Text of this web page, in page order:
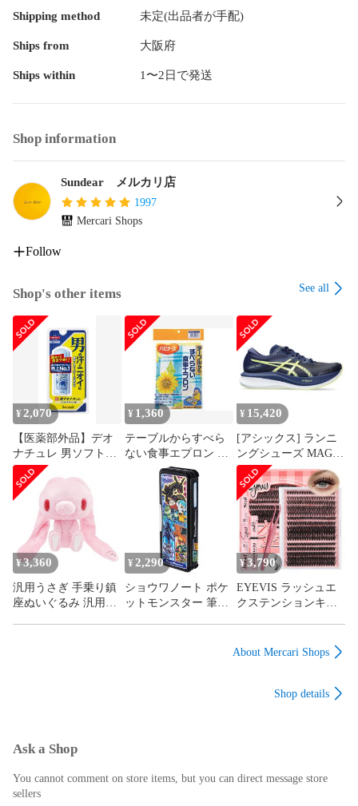
Shipping method 未定(出品者が手配)
Ships from 大阪府
Ships within 1〜2日で発送
Shop information
Sundear メルカリ店
1997
Mercari Shops
Follow
Shop's other items See all
¥ 2,070
【医薬部外品】デオ
ナチュレ 男ソフトス
トーンW 男性用 ワキ
用 直ヌリ 制汗剤 ス
ティック
¥ 1,360
テーブルからすべら
ない食事エプロン ひ
まわり柄 ハビナース
裏面すべり止め加工
テーブルにピタッと
フィット 強撥水加工
脇ギャザーで食べこ
ぼしガード 食べこぼ
しが多い方に 介護用
大人用 108×78cm
1018249 [ひまわり]
¥ 15,420
[アシックス] ランニ
ングシューズ MAGIC
SPEED 3 レディース
[400(ディープオーシ
ャン/グローイエロ
ー)] [23.5 cm E]
¥3,360
汎用うさぎ 手乗り鎮
座ぬいぐるみ 汎用ピ
¥ 2,290
ショウワノート ポケ
ットモンスター 筆箱
¥3,790
EYEVIS ラッシュエ
クステンションキッ
ール まつげクラスタ
ット ラッシュボンド
About Mercari Shops
Shop details
Ask a Shop
You cannot comment on store items, but you can direct message store
sellers